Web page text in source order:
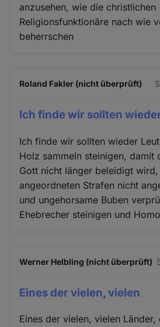
anzusehen, wie die christlichen
Religionsfunktionäre nach wie
beherrschen
Roland Fakler (nicht überprüft)
Ich finde wir sollten
Ich finde wir sollten wieder
Holz sammeln steinigen, damit
Gott nicht länger beleidigt
angeordneten Strafen nicht
und ungehorsame Buben
Ehebrecher steinigen und
Werner Helbling (nicht überprüft)
Eines der vielen, vielen
Eines der vielen, vielen